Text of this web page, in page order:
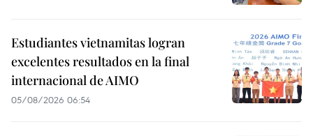
Estudiantes vietnamitas logran
excelentes resultados en la final
internacional de AIMO
05/08/2026 06:54